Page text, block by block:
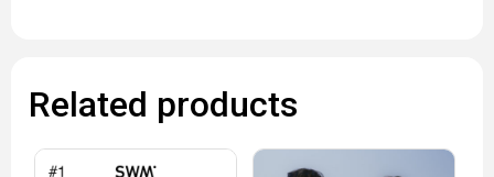
Related products